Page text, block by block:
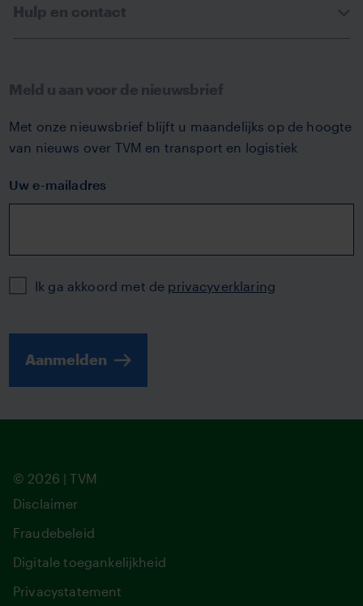
Hulp en contact
Meld u aan voor de nieuwsbrief
Met onze nieuwsbrief blijft u maandelijks op de hoogte
van nieuws over TVM en transport en logistiek
Uw e-mailadres
PrivacyIk ga akkoord met de privacyverklaring
© 2026 | TVM
Disclaimer
Fraudebeleid
Digitale toegankelijkheid
Privacystatement